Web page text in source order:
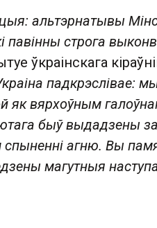
альтэрнатывы
павінны строга
ўкраінскага
падкрэслівае:
як вярхоўным
быў выдадзены
агню. Вы
магутныя